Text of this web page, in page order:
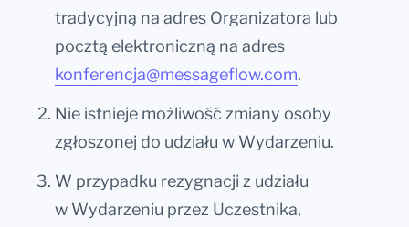
tradycyjną na adres Organizatora lub
pocztą elektroniczną na adres
konferencja@messageflow.com.
Nie istnieje możliwość zmiany osoby
zgłoszonej do udziału w Wydarzeniu.
W przypadku rezygnacji z udziału
w Wydarzeniu przez Uczestnika,